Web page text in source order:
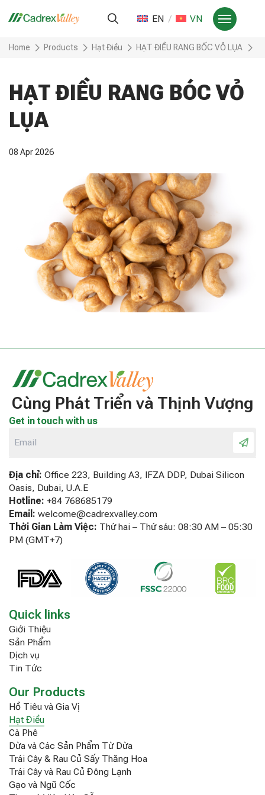
EN VN
Home Products Hạt Điều HẠT ĐIỀU RANG BỐC VỎ LỤA
HẠT ĐIỀU RANG BÓC VỎ
LỤA
08 Apr 2026
Cùng Phát Triển và Thịnh Vượng
Get in touch with us
Địa chỉ: Office 223, Building A3, IFZA DDP, Dubai Silicon
Oasis, Dubai, U.A.E
Hotline: +84 768685179
Email: welcome@cadrexvalley.com
Thời Gian Làm Việc: Thứ hai – Thứ sáu: 08:30 AM – 05:30
PM (GMT+7)
Quick links
Giới Thiệu
Sản Phẩm
Dịch vụ
Tin Tức
Our Products
Hồ Tiêu và Gia Vị
Hạt Điều
Cà Phê
Dừa và Các Sản Phẩm Từ Dừa
Trái Cây & Rau Củ Sấy Thăng Hoa
Trái Cây và Rau Củ Đông Lạnh
Gạo và Ngũ Cốc